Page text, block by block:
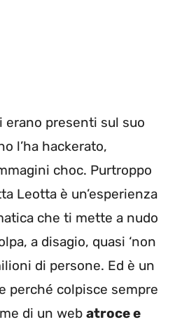
presenti sul suo
l’ha hackerato,
choc. Purtroppo
Leotta è un’esperienza
che ti mette a nudo
a disagio, quasi ‘non
di persone. Ed è un
perché colpisce sempre
di un web atroce e